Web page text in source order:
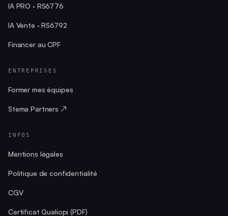
IA PRO · RS6776
IA Vente · RS6792
Financer au CPF
ENTREPRISES
Former mes équipes
Stema Partners ↗
INFOS
Mentions légales
Politique de confidentialité
CGV
Certificat Qualiopi (PDF)